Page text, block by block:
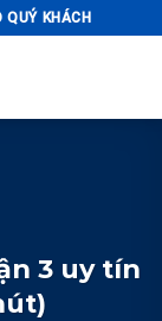
QUÝ KHÁCH
3 uy tín